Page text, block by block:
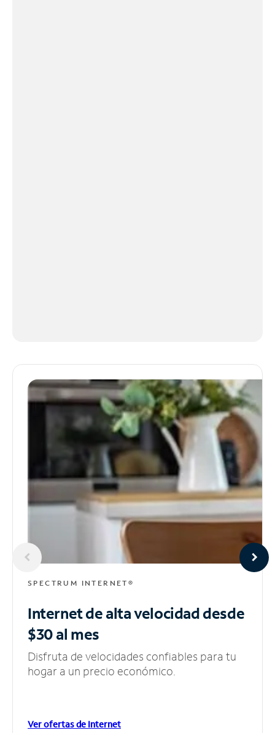
SPECTRUM INTERNET®
Internet de alta velocidaddesde
$30 al mes
Disfruta de velocidades confiables para tu
hogar a un precio económico.
Ver ofertas de Internet